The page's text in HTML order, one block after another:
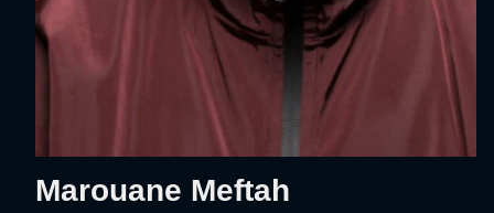
Marouane Meftah